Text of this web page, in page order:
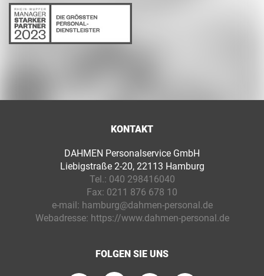
KONTAKT
DAHMEN Personalservice GmbH
Liebigstraße 2-20, 22113 Hamburg
Tel.: 040 298416040
Fax: 0211 876 678 10
e-mail: hamburg@dahmen-personal.de
Webadresse: https://www.dahmen-personal.de
FOLGEN SIE UNS